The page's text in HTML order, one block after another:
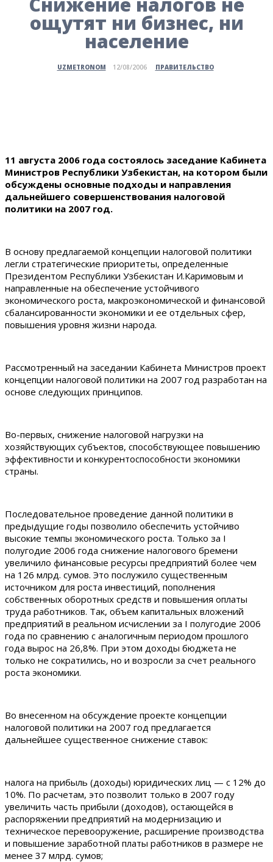
ощутят ни бизнес, ни
население
UZMETRONOM 12/08/2006 ПРАВИТЕЛЬСТВО
11 августа 2006 года состоялось заседание Кабинета
Министров Республики Узбекистан, на котором были
обсуждены основные подходы и направления
дальнейшего совершенствования налоговой
политики на 2007 год.
В основу предлагаемой концепции налоговой политики
легли стратегические приоритеты, определенные
Президентом Республики Узбекистан И.Каримовым и
направленные на обеспечение устойчивого
экономического роста, макроэкономической и финансовой
сбалансированности экономики и ее отдельных сфер,
повышения уровня жизни народа.
Рассмотренный на заседании Кабинета Министров проект
концепции налоговой политики на 2007 год разработан на
основе следующих принципов.
Во-первых, снижение налоговой нагрузки на
хозяйствующих субъектов, способствующее повышению
эффективности и конкурентоспособности экономики
страны.
Последовательное проведение данной политики в
предыдущие годы позволило обеспечить устойчиво
высокие темпы экономического роста. Только за I
полугодие 2006 года снижение налогового бремени
увеличило финансовые ресурсы предприятий более чем
на 126 млрд. сумов. Это послужило существенным
источником для роста инвестиций, пополнения
собственных оборотных средств и повышения оплаты
труда работников. Так, объем капитальных вложений
предприятий в реальном исчислении за I полугодие 2006
года по сравнению с аналогичным периодом прошлого
года вырос на 26,8%. При этом доходы бюджета не
только не сократились, но и возросли за счет реального
роста экономики.
Во внесенном на обсуждение проекте концепции
налоговой политики на 2007 год предлагается
дальнейшее существенное снижение ставок:
налога на прибыль (доходы) юридических лиц — с 12% до
10%. По расчетам, это позволит только в 2007 году
увеличить часть прибыли (доходов), остающейся в
распоряжении предприятий на модернизацию и
техническое перевооружение, расширение производства
и повышение заработной платы работников в размере не
менее 37 млрд. сумов;